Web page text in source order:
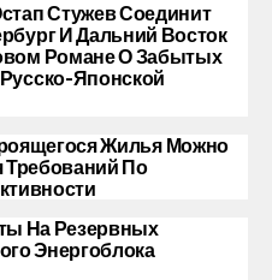
Стужев Соединит
И Дальний Восток
Романе О Забытых
Японской
Жилья Можно
Требований По
На Резервных
Энергоблока